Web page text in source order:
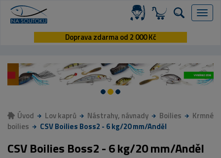
Menu
Doprava zdarma od 2 000 Kč
Úvod Lov kaprů Nástrahy, návnady Boilies
Krmné
boilies
CSV Boilies Boss2 - 6 kg/20 mm/Anděl
CSV Boilies Boss2 - 6 kg/20 mm/Anděl